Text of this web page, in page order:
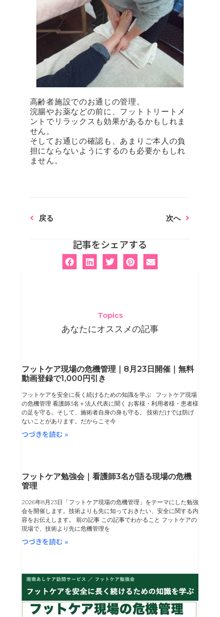
高齢者施設でのお通じの管理。
浣腸やお薬などの前に、フットトリートメ
ントでリラックスも効果があるかもしれま
せん。
そしてお通じの確認も、あまりご本人の負
担にならないようにするのも必要かもしれ
ません。
戻る 次へ
記事をシェアする
Topics
あなたにオススメの記事
フットケア現場の危機管理｜8月23日開催｜無料
動画登録で1,000円引き
フットケアを安全に長く続けるための知識を学ぶ フットケア現場
の危機管理 看護師3名＋法人代表に聞く お客様・利用者様・患者様
の足を守る。そして、施術者自身の身も守る。 技術だけでは防げ
ないことがあります。だからこそ今
つづきを読む »
フットケア勉強会｜看護師3名が語る現場の危機
管理
2026年8月23日「フットケア現場の危機管理」をテーマにした勉強
会を開催します。技術よりも先に知っておきたい、安全に関する内
容をお伝えします。 前の記事 この記事でわかること フットケアの
現場で、技術より先に危機管理を
つづきを読む »
ペ
ー
ジ
ペ
ー
ジ
ペ
ジ
ペ
ジ